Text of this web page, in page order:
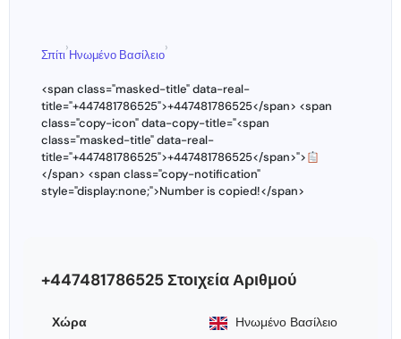
Σπίτι
›
Ηνωμένο Βασίλειο
›
<span class="masked-title" data-real-
title="+447481786525">+447481786525</span> <span
class="copy-icon" data-copy-title="<span
class="masked-title" data-real-
title="+447481786525">+447481786525</span>">
</span> <span class="copy-notification"
style="display:none;">Number is copied!</span>
+447481786525 Στοιχεία Αριθμού
Χώρα Ηνωμένο Βασίλειο